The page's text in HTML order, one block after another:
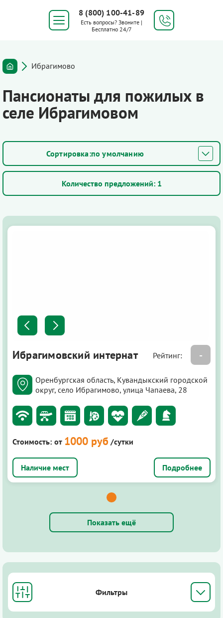
8 (800) 100-41-89
Есть вопросы? Звоните |
Бесплатно 24/7
Ибрагимово
Пансионаты для пожилых в
селе Ибрагимовом
по умолчанию
Количество предложений: 1
Ибрагимовский интернат Рейтинг: -
Оренбургская область, Кувандыкский городской
округ, село Ибрагимово, улица Чапаева, 28
Стоимость: от 1000 руб /сутки
Подробнее
Показать ещё
Фильтры